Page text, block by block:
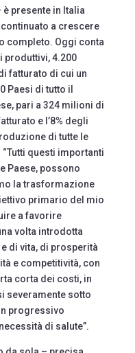
presente in Italia
a crescere
completo. Oggi conta
produttivi, 4.200
fatturato di cui un
Paesi di tutto il
pari a 324 milioni di
e l’8% degli
di tutte le
questi importanti
Paese, possono
la trasformazione
primario del mio
a favorire
volta introdotta
di vita, di prosperità
e competitività, con
corta dei costi, in
severamente sotto
progressivo
di salute”.